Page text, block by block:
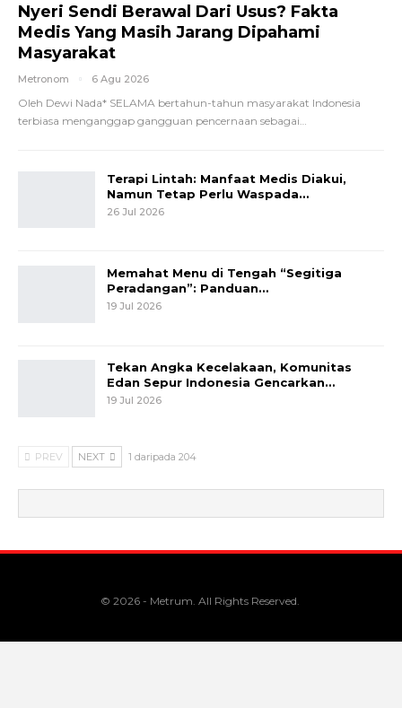
Nyeri Sendi Berawal Dari Usus? Fakta
Medis Yang Masih Jarang Dipahami
Masyarakat
Metronom 6 Agu 2026
Oleh Dewi Nada* SELAMA bertahun-tahun masyarakat Indonesia
terbiasa menganggap gangguan pencernaan sebagai
Terapi Lintah: Manfaat Medis Diakui,
Namun Tetap Perlu Waspada…
26 Jul 2026
Memahat Menu di Tengah “Segitiga
Peradangan”: Panduan…
19 Jul 2026
Tekan Angka Kecelakaan, Komunitas
Edan Sepur Indonesia Gencarkan…
19 Jul 2026
PREV NEXT 1 daripada 204
© 2026 - Metrum. All Rights Reserved.